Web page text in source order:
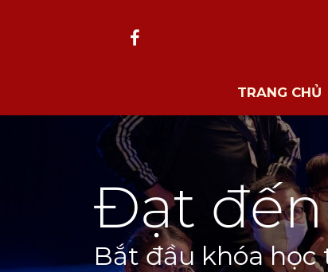
TRANG CHỦ
Đạt
Bắt đầu khóa học